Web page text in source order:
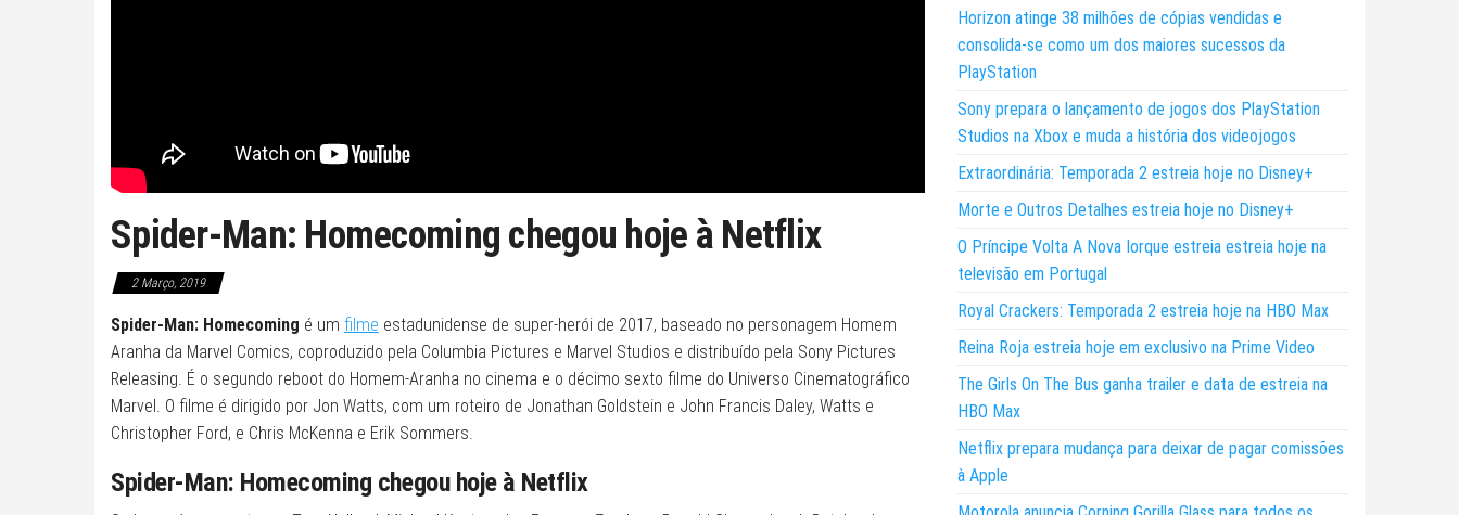
Spider-Man: Homecoming chegou hoje à Netflix
2 Março, 2019
Spider-Man: Homecoming é um filme estadunidense de super-herói de 2017, baseado no personagem Homem
Aranha da Marvel Comics, coproduzido pela Columbia Pictures e Marvel Studios e distribuído pela Sony Pictures
Releasing. É o segundo reboot do Homem-Aranha no cinema e o décimo sexto filme do Universo Cinematográfico
Marvel. O filme é dirigido por Jon Watts, com um roteiro de Jonathan Goldstein e John Francis Daley, Watts e
Christopher Ford, e Chris McKenna e Erik Sommers.
Spider-Man: Homecoming chegou hoje à Netflix
Horizon atinge 38 milhões de cópias vendidas e
consolida-se como um dos maiores sucessos da
PlayStation
Sony prepara o lançamento de jogos dos PlayStation
Studios na Xbox e muda a história dos videojogos
Extraordinária: Temporada 2 estreia hoje no Disney+
Morte e Outros Detalhes estreia hoje no Disney+
O Príncipe Volta A Nova Iorque estreia estreia hoje na
televisão em Portugal
Royal Crackers: Temporada 2 estreia hoje na HBO Max
Reina Roja estreia hoje em exclusivo na Prime Video
The Girls On The Bus ganha trailer e data de estreia na
HBO Max
Netflix prepara mudança para deixar de pagar comissões
à Apple